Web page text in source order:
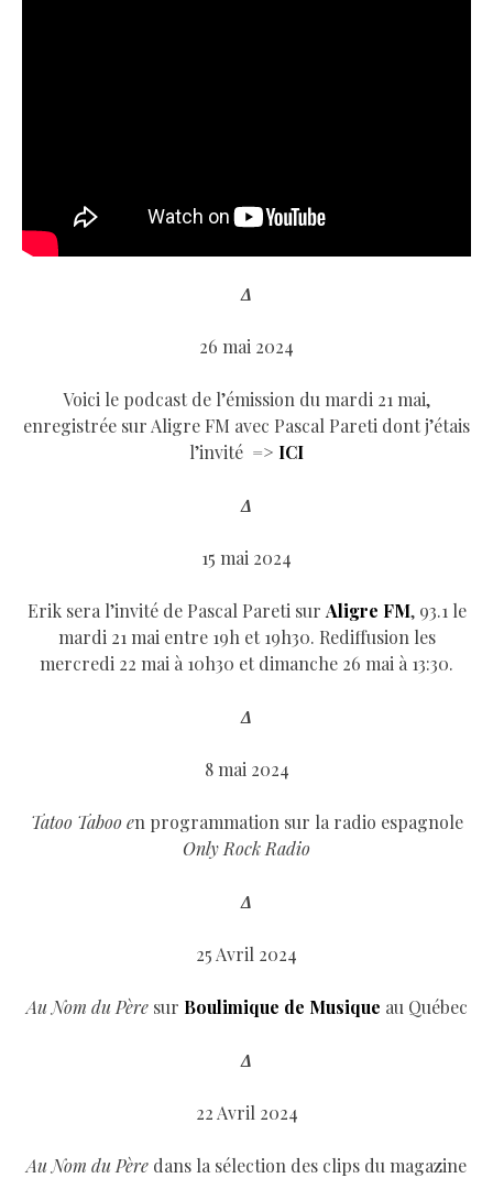
Δ
26 mai 2024
Voici le podcast de l’émission du mardi 21 mai,
enregistrée sur Aligre FM avec Pascal Pareti dont j’étais
l’invité => ICI
Δ
15 mai 2024
Erik sera l’invité de Pascal Pareti sur Aligre FM, 93.1 le
mardi 21 mai entre 19h et 19h30. Rediffusion les
mercredi 22 mai à 10h30 et dimanche 26 mai à 13:30.
Δ
8 mai 2024
Tatoo Taboo en programmation sur la radio espagnole
Only Rock Radio
Δ
25 Avril 2024
Au Nom du Pèresur Boulimique de Musique au Québec
Δ
22 Avril 2024
Au Nom du Père dans la sélection des clips du magazine